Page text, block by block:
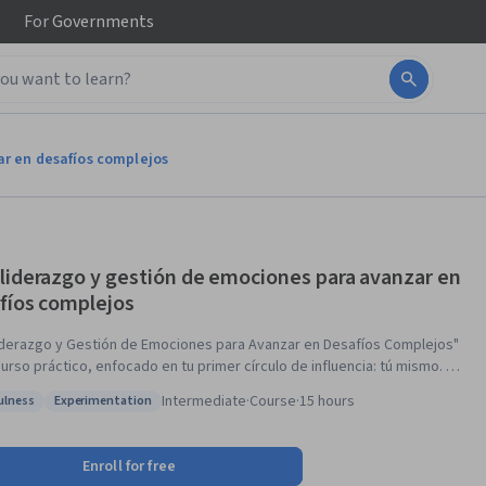
ForGovernments
en desafíos complejos
y gestión de emociones para avanzar en
complejos
y Gestión de Emociones para Avanzar en Desafíos Complejos"
práctico, enfocado en tu primer círculo de influencia: tú mismo. El
creencias, miedos y hambres con frecuencia dificultan el logro de tus
y si lo decides, trabajar temas personales que te ayudarán a ser
y a acercarte más a vivir tu vida como quieres vivirla. En este
MindfulnessStatus: Experimentation
Experimentation Intermediate·Course·15 hours
Enroll for free